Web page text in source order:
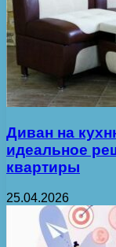
Диван на
идеальное
квартиры
25.04.2026